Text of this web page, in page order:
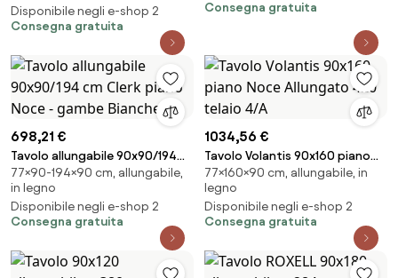
Disponibile negli e-shop 2
Consegna gratuita
Consegna gratuita
698,21 €
Tavolo allungabile 90x90/194
cm Clerk piano Noce - gambe
Bianche
77×90-194×90 cm, allungabile,
in legno
Disponibile negli e-shop 2
Consegna gratuita
1034,56 €
Tavolo Volantis 90x160 piano
Noce Allungato 420 telaio 4/A
77×160×90 cm, allungabile, in
legno
Disponibile negli e-shop 2
Consegna gratuita